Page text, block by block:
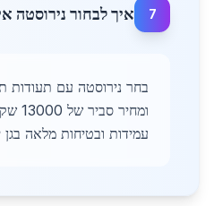
7 איך לבחור נירוסטה
עמידות ובטיחות מלאה בגן